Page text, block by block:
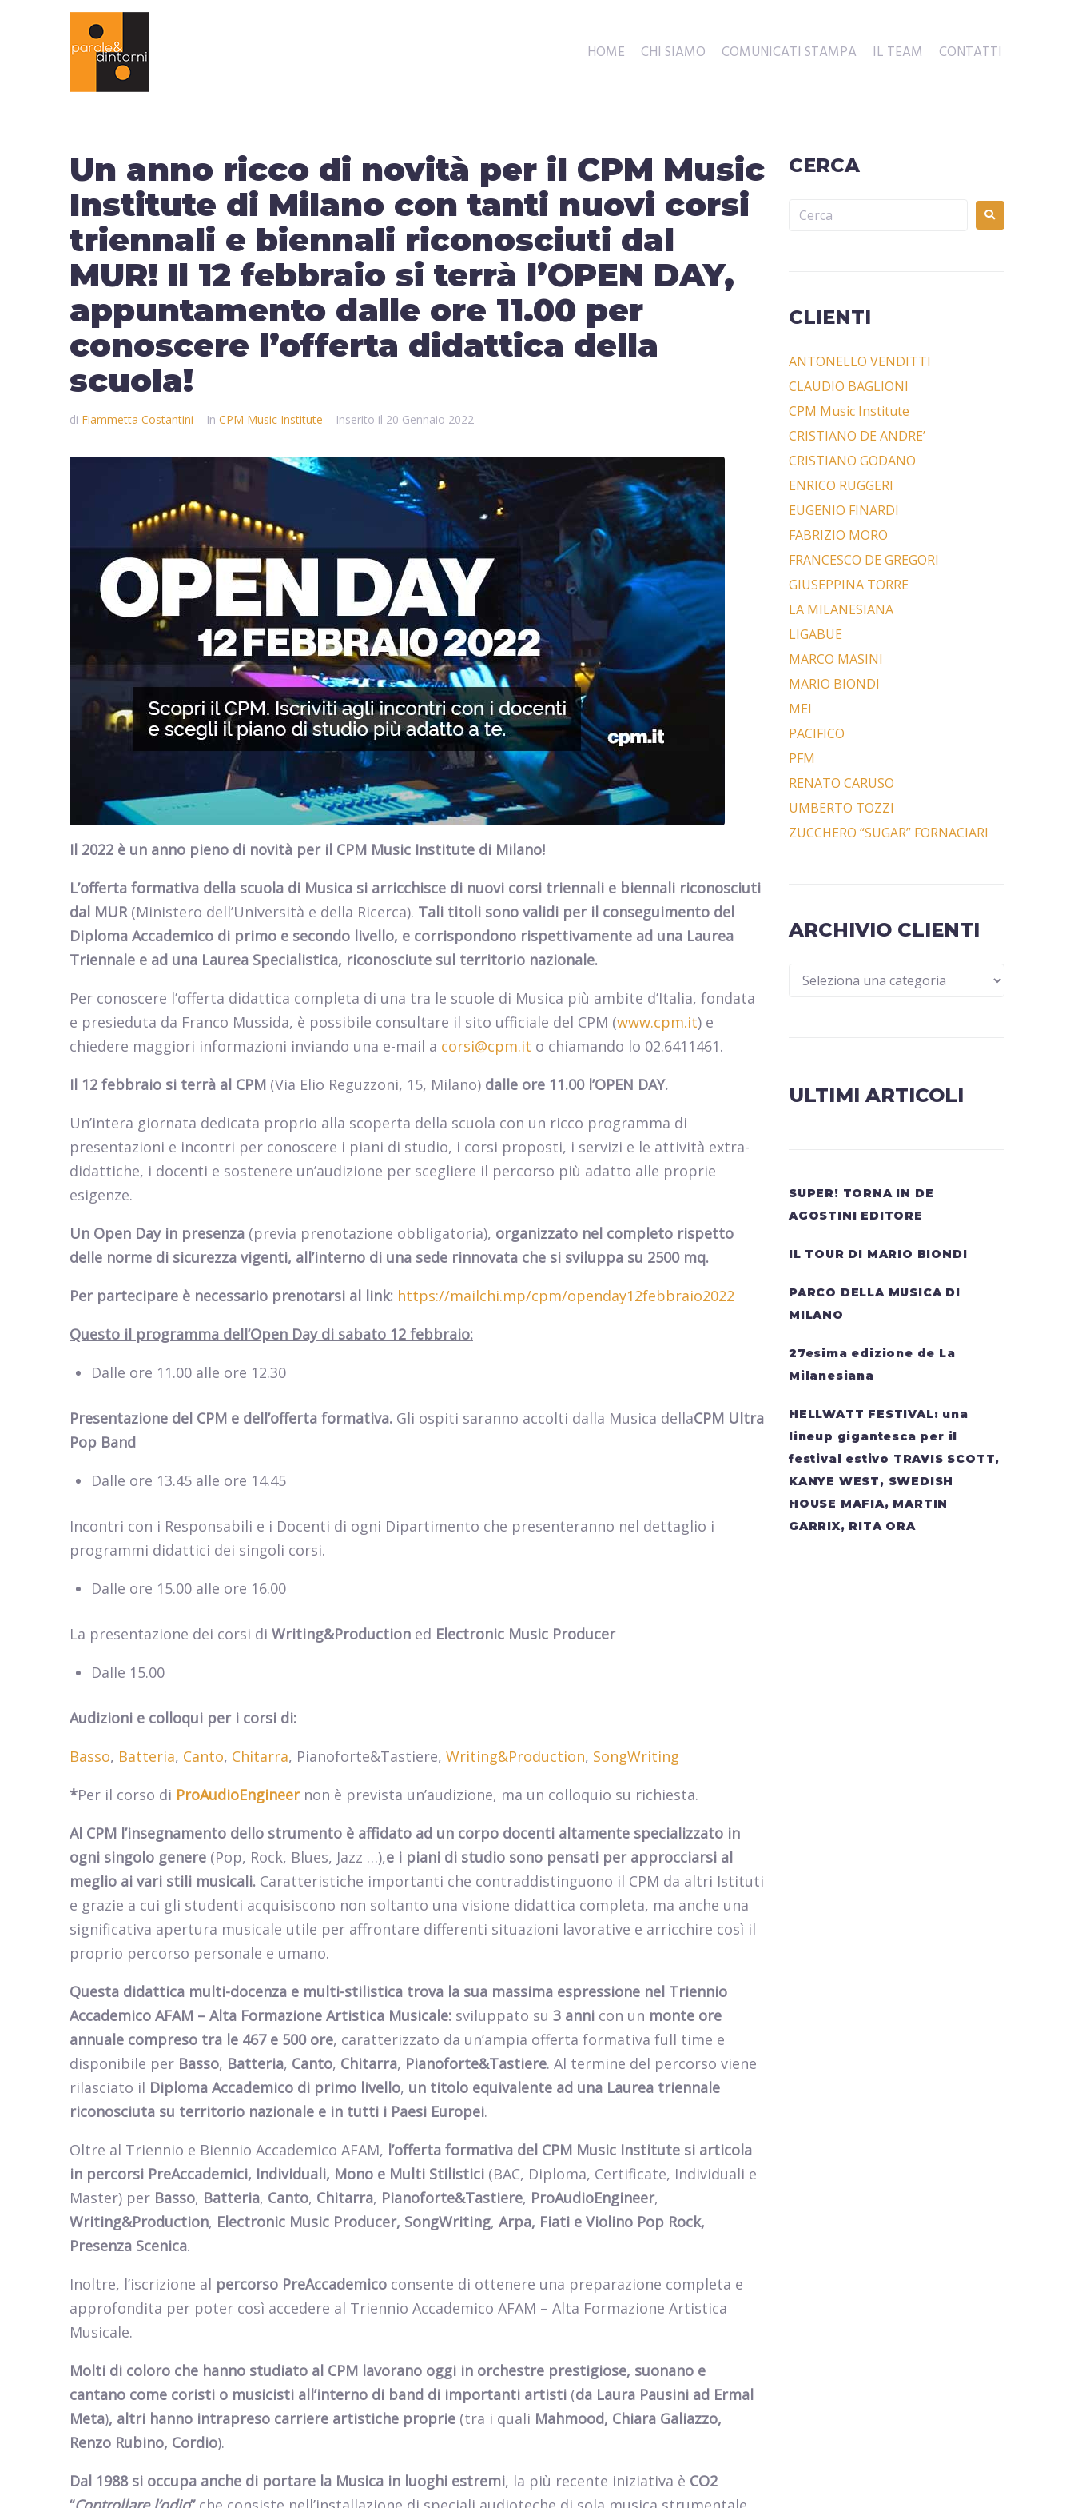
HOME CHI SIAMO COMUNICATI STAMPA IL TEAM CONTATTI
Un anno ricco di novità per il CPM Music
Institute di Milano con tanti nuovi corsi
triennali e biennali riconosciuti dal
MUR! Il 12 febbraio si terrà l’OPEN DAY,
appuntamento dalle ore 11.00 per
conoscere l’offerta didattica della
scuola!
di Fiammetta Costantini In CPM Music Institute Inserito il 20 Gennaio 2022
Il 2022 è un anno pieno di novità per il CPM Music Institute di Milano!
L’offerta formativa della scuola di Musica si arricchisce di nuovi corsi triennali e biennali riconosciuti
dal MUR (Ministero dell’Università e della Ricerca). Tali titoli sono validi per il conseguimento del
Diploma Accademico di primo e secondo livello, e corrispondono rispettivamente ad una Laurea
Triennale e ad una Laurea Specialistica, riconosciute sul territorio nazionale.
Per conoscere l’offerta didattica completa di una tra le scuole di Musica più ambite d’Italia, fondata
e presieduta da Franco Mussida, è possibile consultare il sito ufficiale del CPM (www.cpm.it) e
chiedere maggiori informazioni inviando una e-mail a corsi@cpm.it o chiamando lo 02.6411461.
Il 12 febbraio si terrà al CPM (Via Elio Reguzzoni, 15, Milano) dalle ore 11.00 l’OPEN DAY.
Un’intera giornata dedicata proprio alla scoperta della scuola con un ricco programma di
presentazioni e incontri per conoscere i piani di studio, i corsi proposti, i servizi e le attività extra-
didattiche, i docenti e sostenere un’audizione per scegliere il percorso più adatto alle proprie
esigenze.
Un Open Day in presenza (previa prenotazione obbligatoria), organizzato nel completo rispetto
delle norme di sicurezza vigenti, all’interno di una sede rinnovata che si sviluppa su 2500 mq.
Per partecipare è necessario prenotarsi al link: https://mailchi.mp/cpm/openday12febbraio2022
Questo il programma dell’Open Day di sabato 12 febbraio:
Dalle ore 11.00 alle ore 12.30
Presentazione del CPM e dell’offerta formativa. Gli ospiti saranno accolti dalla Musica dellaCPM Ultra
Pop Band
Dalle ore 13.45 alle ore 14.45
Incontri con i Responsabili e i Docenti di ogni Dipartimento che presenteranno nel dettaglio i
programmi didattici dei singoli corsi.
Dalle ore 15.00 alle ore 16.00
La presentazione dei corsi di Writing&Production ed Electronic Music Producer
Dalle 15.00
Audizioni e colloqui per i corsi di:
Basso, Batteria, Canto, Chitarra, Pianoforte&Tastiere, Writing&Production, SongWriting
*Per il corso di ProAudioEngineer non è prevista un’audizione, ma un colloquio su richiesta.
Al CPM l’insegnamento dello strumento è affidato ad un corpo docenti altamente specializzato in
ogni singolo genere (Pop, Rock, Blues, Jazz …),e i piani di studio sono pensati per approcciarsi al
meglio ai vari stili musicali. Caratteristiche importanti che contraddistinguono il CPM da altri Istituti
e grazie a cui gli studenti acquisiscono non soltanto una visione didattica completa, ma anche una
significativa apertura musicale utile per affrontare differenti situazioni lavorative e arricchire così il
proprio percorso personale e umano.
Questa didattica multi-docenza e multi-stilistica trova la sua massima espressione nel Triennio
Accademico AFAM – Alta Formazione Artistica Musicale: sviluppato su 3 anni con un monte ore
annuale compreso tra le 467 e 500 ore, caratterizzato da un’ampia offerta formativa full time e
disponibile per Basso, Batteria, Canto, Chitarra, Pianoforte&Tastiere. Al termine del percorso viene
rilasciato il Diploma Accademico di primo livello, un titolo equivalente ad una Laurea triennale
riconosciuta su territorio nazionale e in tutti i Paesi Europei.
Oltre al Triennio e Biennio Accademico AFAM, l’offerta formativa del CPM Music Institute si articola
in percorsi PreAccademici, Individuali, Mono e Multi Stilistici (BAC, Diploma, Certificate, Individuali e
Master) per Basso, Batteria, Canto, Chitarra, Pianoforte&Tastiere, ProAudioEngineer,
Writing&Production, Electronic Music Producer, SongWriting, Arpa, Fiati e Violino Pop Rock,
Presenza Scenica.
Inoltre, l’iscrizione al percorso PreAccademico consente di ottenere una preparazione completa e
approfondita per poter così accedere al Triennio Accademico AFAM – Alta Formazione Artistica
Musicale.
Molti di coloro che hanno studiato al CPM lavorano oggi in orchestre prestigiose, suonano e
cantano come coristi o musicisti all’interno di band di importanti artisti (da Laura Pausini ad Ermal
Meta), altri hanno intrapreso carriere artistiche proprie (tra i quali Mahmood, Chiara Galiazzo,
Renzo Rubino, Cordio).
Dal 1988 si occupa anche di portare la Musica in luoghi estremi, la più recente iniziativa è CO2
CERCA
CLIENTI
ANTONELLO VENDITTI
CLAUDIO BAGLIONI
CPM Music Institute
CRISTIANO DE ANDRE’
CRISTIANO GODANO
ENRICO RUGGERI
EUGENIO FINARDI
FABRIZIO MORO
FRANCESCO DE GREGORI
GIUSEPPINA TORRE
LA MILANESIANA
LIGABUE
MARCO MASINI
MARIO BIONDI
MEI
PACIFICO
PFM
RENATO CARUSO
UMBERTO TOZZI
ZUCCHERO “SUGAR” FORNACIARI
ARCHIVIO CLIENTI
ULTIMI ARTICOLI
SUPER! TORNA IN DE
AGOSTINI EDITORE
IL TOUR DI MARIO BIONDI
PARCO DELLA MUSICA DI
MILANO
27esima edizione de La
Milanesiana
HELLWATT FESTIVAL: una
lineup gigantesca per il
festival estivo TRAVIS SCOTT,
KANYE WEST, SWEDISH
HOUSE MAFIA, MARTIN
GARRIX, RITA ORA